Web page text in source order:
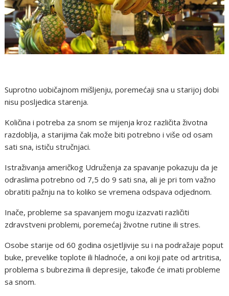
Suprotno uobičajnom mišljenju, poremećaji sna u starijoj dobi
nisu posljedica starenja.
Količina i potreba za snom se mijenja kroz različita životna
razdoblja, a starijima čak može biti potrebno i više od osam
sati sna, ističu stručnjaci.
Istraživanja američkog Udruženja za spavanje pokazuju da je
odraslima potrebno od 7,5 do 9 sati sna, ali je pri tom važno
obratiti pažnju na to koliko se vremena odspava odjednom.
Inače, probleme sa spavanjem mogu izazvati različiti
zdravstveni problemi, poremećaj životne rutine ili stres.
Osobe starije od 60 godina osjetljivije su i na podražaje poput
buke, prevelike toplote ili hladnoće, a oni koji pate od artritisa,
problema s bubrezima ili depresije, takođe će imati probleme
sa snom.